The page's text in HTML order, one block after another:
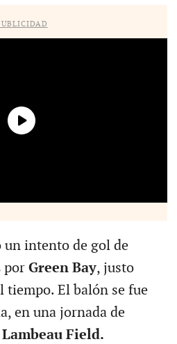
intento de gol de
por Green Bay, justo
tiempo. El balón se fue
en una jornada de
Lambeau Field.